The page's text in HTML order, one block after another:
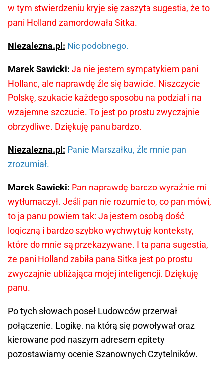
w tym stwierdzeniu kryje się zaszyta sugestia, że to
pani Holland zamordowała Sitka.
Niezalezna.pl: Nic podobnego.
Marek Sawicki: Ja nie jestem sympatykiem pani
Holland, ale naprawdę źle się bawicie. Niszczycie
Polskę, szukacie każdego sposobu na podział i na
wzajemne szczucie. To jest po prostu zwyczajnie
obrzydliwe. Dziękuję panu bardzo.
Niezalezna.pl: Panie Marszałku, źle mnie pan
zrozumiał.
Marek Sawicki: Pan naprawdę bardzo wyraźnie mi
wytłumaczył. Jeśli pan nie rozumie to, co pan mówi,
to ja panu powiem tak: Ja jestem osobą dość
logiczną i bardzo szybko wychwytuję konteksty,
które do mnie są przekazywane. I ta pana sugestia,
że pani Holland zabiła pana Sitka jest po prostu
zwyczajnie ubliżająca mojej inteligencji. Dziękuję
panu.
Po tych słowach poseł Ludowców przerwał
połączenie. Logikę, na którą się powoływał oraz
kierowane pod naszym adresem epitety
pozostawiamy ocenie Szanownych Czytelników.